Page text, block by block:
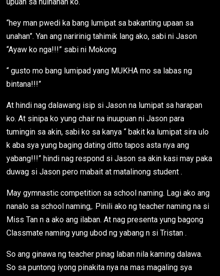
“hey man pwedi ka bang lumipat sa bakanting upaan sa
unahan”. Yan ang naririnig tahimik lang ako, sabi ni Jason
“Ayaw ko nga!!!” sabi ni Mokong
“ gusto mo bang lumipad yang MUKHA mo sa labas ng
bintana!!!”
At hindi nag dalawang isip si Jason na lumipat sa harapan
ko. At sinipa ko yung chair na inuupuan ni Jason para
tumingin sa akin, sabi ko sa kanya “ bakit ka lumipat sira ulo
k aba sya yung baging dating ditto tapos asta nya ang
yabang!!!” hindi nag respond si Jason sa akin kasi may paka
duwag si Jason pero mabait at matalinong student .
May gymnastic competition sa school naming. Lagi ako ang
nanalo sa school naming,. Pinili ako ng teacher naming na si
Miss Tan n a ako ang ilaban. At nag presenta yung bagong
Classmate naming yung ubod ng yabang n si Tristan .
So ang ginawa ng teacher pinag laban nila kaming dalawa.
So sa puntong iyong pinakita nya na mas magaling sya